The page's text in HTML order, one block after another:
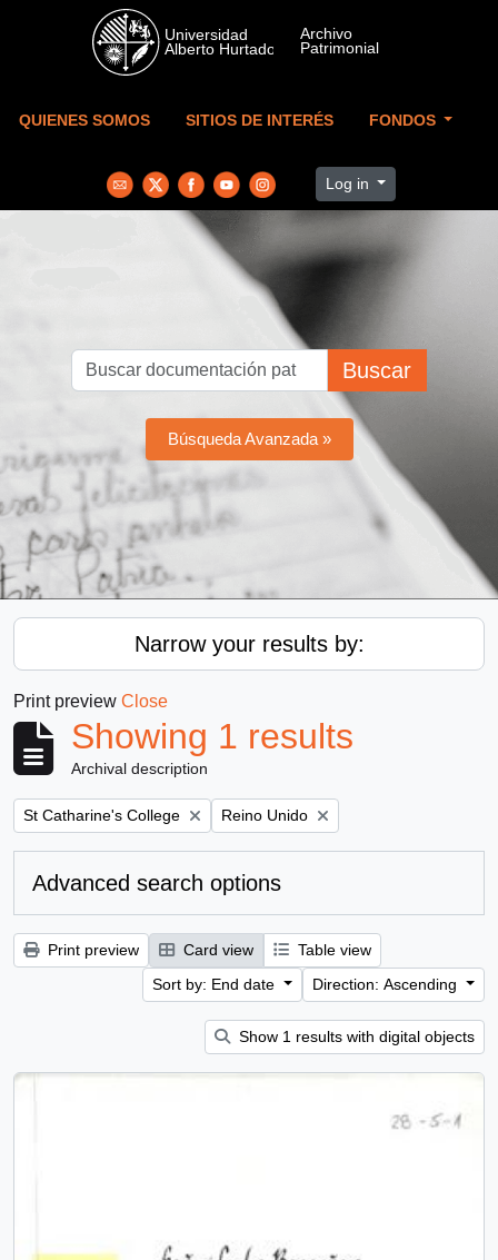
Skip to main content
QUIENES SOMOS SITIOS DE INTERÉS FONDOS
Log in
Buscar
Búsqueda Avanzada »
Narrow your results by:
Print preview Close
Showing 1 results
Archival description
Remove filter:
St Catharine's College Remove filter:
Reino Unido
Advanced search options
Print preview Card view
Table view
Sort by: End date
Direction: Ascending
Show 1 results with digital objects